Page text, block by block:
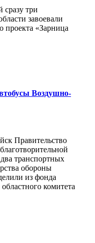
сразу три
завоевали
проекта «Зарница
Воздушно-
Правительство
транспортных
обороны
из фонда
комитета